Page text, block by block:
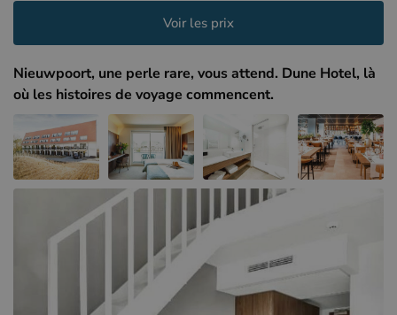
Hôtels à Bruges (BE)
Hôtels à Middelkerke (BE)
Hôtels à Sluis (NL)
Hôtels à Renesse (NL)
Hôtels à Dunkerque (FR)
Côte nord de la France
Conseils et informations sur les voyages
Voir les prix
Nieuwpoort, une perle rare, vous attend. Dune Hotel, là
où les histoires de voyage commencent.